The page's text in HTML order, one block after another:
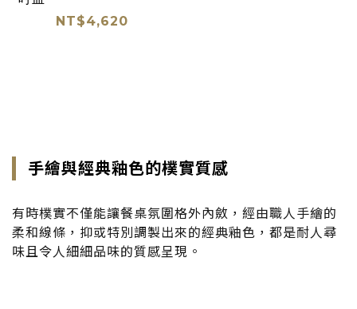
NT$4,620
手繪與經典釉色的樸實質感
有時樸實不僅能讓餐桌氛圍格外內斂，經由職人手繪的
柔和線條，抑或特別調製出來的經典釉色，都是耐人尋
味且令人細細品味的質感呈現。